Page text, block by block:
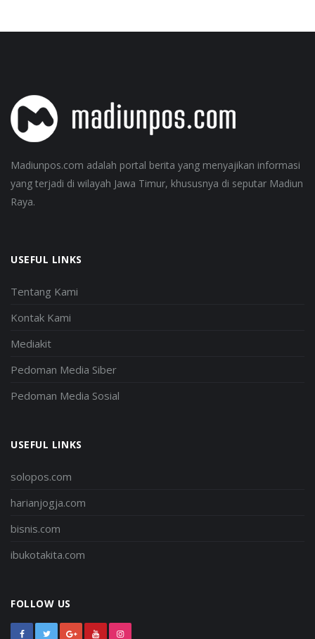
Madiunpos.com adalah portal berita yang menyajikan informasi
yang terjadi di wilayah Jawa Timur, khususnya di seputar Madiun
Raya.
USEFUL LINKS
Tentang Kami
Kontak Kami
Mediakit
Pedoman Media Siber
Pedoman Media Sosial
USEFUL LINKS
solopos.com
harianjogja.com
bisnis.com
ibukotakita.com
FOLLOW US